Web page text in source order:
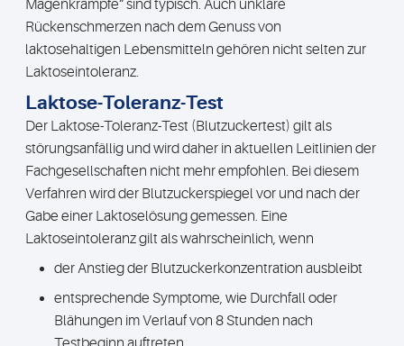
Magenkrämpfe“ sind typisch. Auch unklare
Rückenschmerzen nach dem Genuss von
laktosehaltigen Lebensmitteln gehören nicht selten zur
Laktoseintoleranz.
Laktose-Toleranz-Test
Der Laktose-Toleranz-Test (Blutzuckertest) gilt als
störungsanfällig und wird daher in aktuellen Leitlinien der
Fachgesellschaften nicht mehr empfohlen. Bei diesem
Verfahren wird der Blutzuckerspiegel vor und nach der
Gabe einer Laktoselösung gemessen. Eine
Laktoseintoleranz gilt als wahrscheinlich, wenn
der Anstieg der Blutzuckerkonzentration ausbleibt
entsprechende Symptome, wie Durchfall oder
Blähungen im Verlauf von 8 Stunden nach